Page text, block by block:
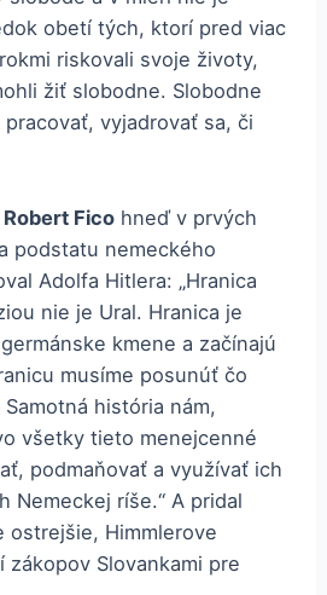
obetí tých, ktorí pred viac
riskovali svoje životy,
žiť slobodne. Slobodne
vyjadrovať sa, či
Fico hneď v prvých
podstatu nemeckého
Adolfa Hitlera: „Hranica
nie je Ural. Hranica je
kmene a začínajú
musíme posunúť čo
história nám,
všetky tieto menejcenné
podmaňovať a využívať ich
Nemeckej ríše.“ A pridal
ostrejšie, Himmlerove
zákopov Slovankami pre